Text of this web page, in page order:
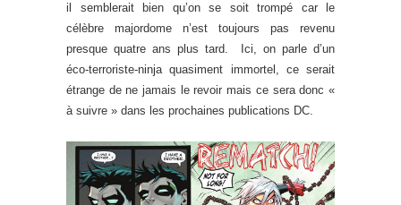
il semblerait bien qu’on se soit trompé car le
célèbre majordome n’est toujours pas revenu
presque quatre ans plus tard. Ici, on parle d’un
éco-terroriste-ninja quasiment immortel, ce serait
étrange de ne jamais le revoir mais ce sera donc «
à suivre » dans les prochaines publications DC.